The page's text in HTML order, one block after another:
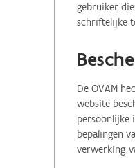
gebruiker
schriftelijke
De OVAM
website
persoonlijke
bepalingen
verwerking